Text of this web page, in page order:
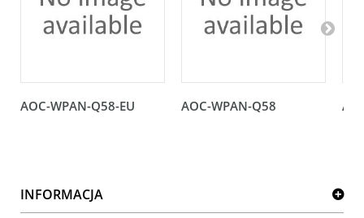
AOC-WPAN-Q58-EU AOC-WPAN-Q58
INFORMACJA